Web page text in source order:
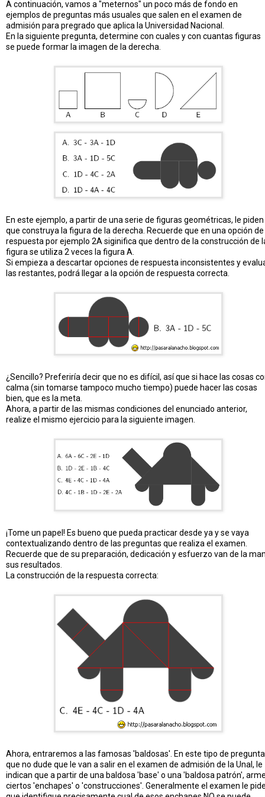
A continuación, vamos a "meternos" un poco más de fondo en
ejemplos de preguntas más usuales que salen en el examen de
admisión para pregrado que aplica la Universidad Nacional.
En la siguiente pregunta, determine con cuales y con cuantas figuras
se puede formar la imagen de la derecha.
En este ejemplo, a partir de una serie de figuras geométricas, le piden
que construya la figura de la derecha. Recuerde que en una opción de
respuesta por ejemplo 2A siginifica que dentro de la construcción de
figura se utiliza 2 veces la figura A.
Si empieza a descartar opciones de respuesta inconsistentes y
las restantes, podrá llegar a la opción de respuesta correcta.
¿Sencillo? Preferiría decir que no es difícil, así que si hace las cosas
calma (sin tomarse tampoco mucho tiempo) puede hacer las cosas
bien, que es la meta.
Ahora, a partir de las mismas condiciones del enunciado anterior,
realize el mismo ejercicio para la siguiente imagen.
¡Tome un papel! Es bueno que pueda practicar desde ya y se vaya
contextualizando dentro de las preguntas que realiza el examen.
Recuerde que de su preparación, dedicación y esfuerzo van de la
sus resultados.
La construcción de la respuesta correcta:
Ahora, entraremos a las famosas 'baldosas'. En este tipo de
que no dude que le van a salir en el examen de admisión de la Unal, le
indican que a partir de una baldosa 'base' o una 'baldosa patrón',
ciertos 'enchapes' o 'construcciones'. Generalmente el examen le